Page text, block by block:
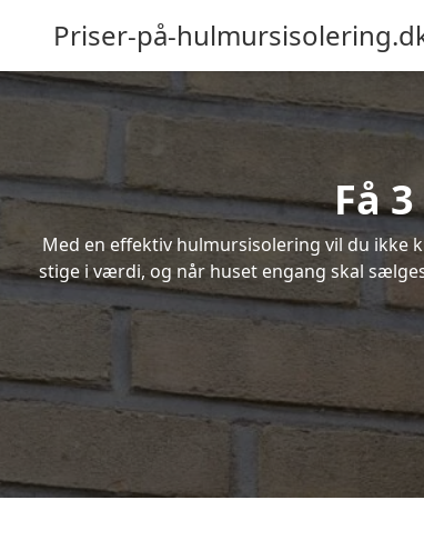
Priser-på-
Få
Med en effektiv hulmursisolering vil du ikke
stige i værdi, og når huset engang skal